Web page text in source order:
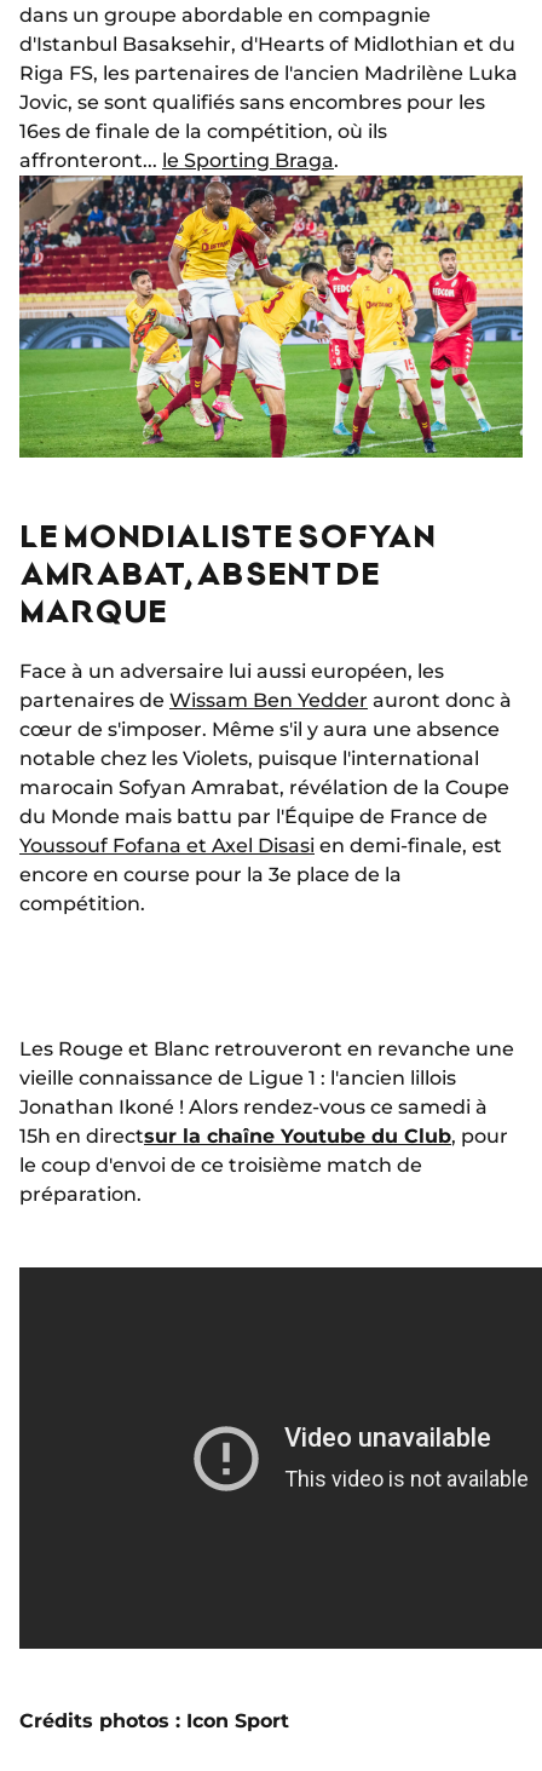
dans un groupe abordable en compagnie
d'Istanbul Basaksehir, d'Hearts of Midlothian et du
Riga FS, les partenaires de l'ancien Madrilène Luka
Jovic, se sont qualifiés sans encombres pour les
16es de finale de la compétition, où ils
affronteront... le Sporting Braga.
LE MONDIALISTE SOFYAN
AMRABAT, ABSENT DE
MARQUE
Face à un adversaire lui aussi européen, les
partenaires de Wissam Ben Yedder auront donc à
cœur de s'imposer. Même s'il y aura une absence
notable chez les Violets, puisque l'international
marocain Sofyan Amrabat, révélation de la Coupe
du Monde mais battu par l'Équipe de France de
Youssouf Fofana et Axel Disasi en demi-finale, est
encore en course pour la 3e place de la
compétition.
Les Rouge et Blanc retrouveront en revanche une
vieille connaissance de Ligue 1 : l'ancien lillois
Jonathan Ikoné ! Alors rendez-vous ce samedi à
15h en directsur la chaîne Youtube du Club, pour
le coup d'envoi de ce troisième match de
préparation.
Crédits photos : Icon Sport